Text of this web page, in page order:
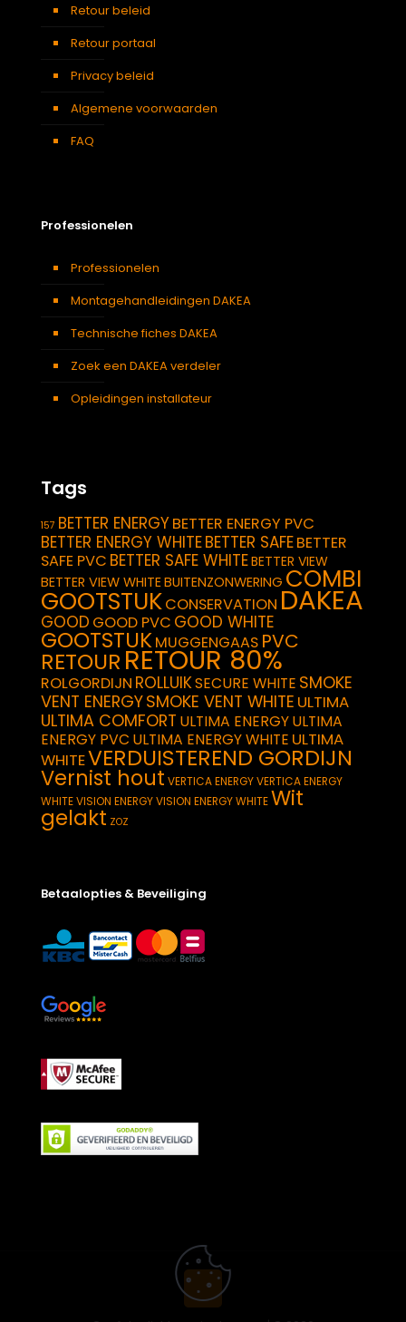
Retour beleid
Retour portaal
Privacy beleid
Algemene voorwaarden
FAQ
Professionelen
Professionelen
Montagehandleidingen DAKEA
Technische fiches DAKEA
Zoek een DAKEA verdeler
Opleidingen installateur
Tags
157 BETTER ENERGYBETTER ENERGY PVC
BETTER ENERGY WHITEBETTER SAFEBETTER
SAFE PVC BETTER SAFE WHITEBETTER VIEW
BETTER VIEW WHITEBUITENZONWERING COMBI
GOOTSTUKCONSERVATION DAKEA
GOOD GOOD PVC GOOD WHITE
GOOTSTUKMUGGENGAAS PVC
RETOUR RETOUR 80%
ROLGORDIJN ROLLUIKSECURE WHITE SMOKE
VENT ENERGYSMOKE VENT WHITE ULTIMA
ULTIMA COMFORT ULTIMA ENERGYULTIMA
ENERGY PVC ULTIMA ENERGY WHITE ULTIMA
WHITEVERDUISTEREND GORDIJN
Vernist hout VERTICA ENERGYVERTICA ENERGY
WHITEVISION ENERGYVISION ENERGY WHITEWit
gelakt ZOZ
Betaalopties & Beveiliging